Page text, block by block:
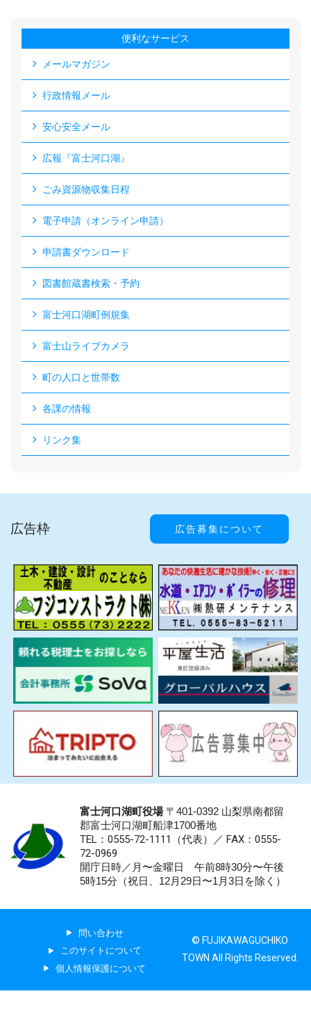
便利なサービス
メールマガジン
行政情報メール
安心安全メール
広報『富士河口湖』
ごみ資源物収集日程
電子申請（オンライン申請）
申請書ダウンロード
図書館蔵書検索・予約
富士河口湖町例規集
富士山ライブカメラ
町の人口と世帯数
各課の情報
リンク集
広告枠 広告募集について
富士河口湖町役場〒401-0392 山梨県南都留
郡富士河口湖町船津1700番地
TEL：0555-72-1111 （代表）／ FAX：0555-
72-0969
開庁日時／月〜金曜日 午前8時30分〜午後
5時15分（祝日、12月29日〜1月3日を除く）
問い合わせ
このサイトについて
個人情報保護について
© FUJIKAWAGUCHIKO
TOWN All Rights Reserved.